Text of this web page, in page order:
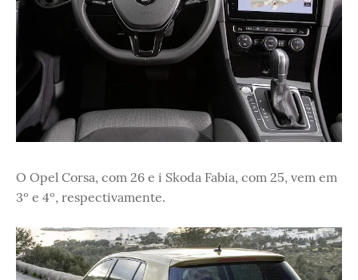
O Opel Corsa, com 26 e i Skoda Fabia, com 25, vem em
3º e 4º, respectivamente.